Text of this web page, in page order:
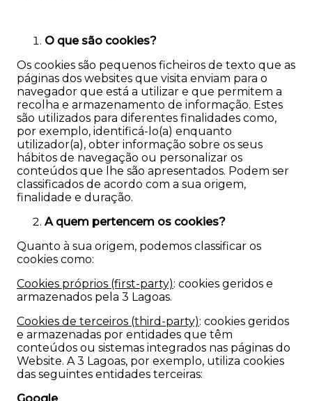
O que são cookies?
Os cookies são pequenos ficheiros de texto que as
páginas dos websites que visita enviam para o
navegador que está a utilizar e que permitem a
recolha e armazenamento de informação. Estes
são utilizados para diferentes finalidades como,
por exemplo, identificá-lo(a) enquanto
utilizador(a), obter informação sobre os seus
hábitos de navegação ou personalizar os
conteúdos que lhe são apresentados. Podem ser
classificados de acordo com a sua origem,
finalidade e duração.
A quem pertencem os cookies?
Quanto à sua origem, podemos classificar os
cookies como:
Cookies próprios (first-party): cookies geridos e
armazenados pela 3 Lagoas.
Cookies de terceiros (third-party): cookies geridos
e armazenadas por entidades que têm
conteúdos ou sistemas integrados nas páginas do
Website. A 3 Lagoas, por exemplo, utiliza cookies
das seguintes entidades terceiras: